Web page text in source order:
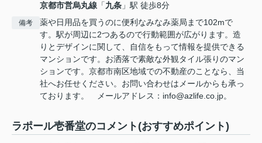
京都市営烏丸線 「九条 」駅 徒歩8分
備考
薬や日用品を買うのに便利なみなみ薬局まで102mで
す。駅が周辺に2つあるので行動範囲が広がります。造
りとデザインに関して、自信をもって情報を提供できる
マンションです。お洒落で素敵な外観タイル張りのマン
ションです。京都市南区地域での不動産のことなら、当
社へお任せください。お問い合わせはメールからも承っ
ております。 メールアドレス：info@azlife.co.jp。
ラポール壱番堂のコメント(おすすめポイント)